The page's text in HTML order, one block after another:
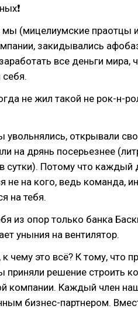
мы (мицелиумские праотцы
закидывались
все деньги мира,
не жил такой не рок-н-
открывали
на дрянь посерьезнее
сутки). Потому что каждый
не на кого, ведь команда,
на тебя.
из опор только банка
уныния на вентилятор.
чему это всё? К тому, что
приняли решение строить
компании. Каждый член
бизнес-партнером.